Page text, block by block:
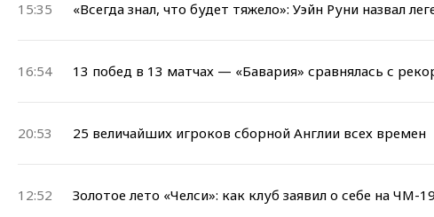
15:35 «Всегда знал, что будет тяжело»: Уэйн Руни назвал
16:54 13 побед в 13 матчах — «Бавария» сравнялась с
20:53 25 величайших игроков сборной Англии всех времен
12:52 Золотое лето «Челси»: как клуб заявил о себе на ЧМ-